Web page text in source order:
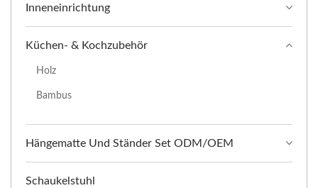
Inneneinrichtung
Küchen- & Kochzubehör
Holz
Bambus
Hängematte Und Ständer Set ODM/OEM
Schaukelstuhl